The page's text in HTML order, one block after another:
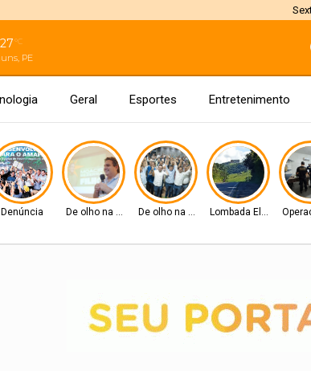
27°C
PE
Geral Esportes Entretenimento
Denúncia De olho na AlepeDe olho na SenadoLombada Eletrônica